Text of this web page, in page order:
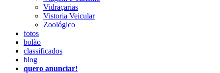
Vidraçarias
Vistoria Veicular
Zoológico
fotos
bolão
classificados
blog
quero anunciar!